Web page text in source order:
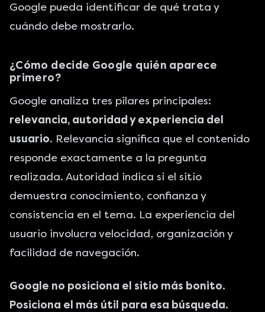
Google pueda identificar de qué trata y
cuándo debe mostrarlo.
¿Cómo decide Google quién aparece
primero?
Google analiza tres pilares principales:
relevancia, autoridad y experiencia del
usuario. Relevancia significa que el contenido
responde exactamente a la pregunta
realizada. Autoridad indica si el sitio
demuestra conocimiento, confianza y
consistencia en el tema. La experiencia del
usuario involucra velocidad, organización y
facilidad de navegación.
Google no posiciona el sitio más bonito.
Posiciona el más útil para esa búsqueda.